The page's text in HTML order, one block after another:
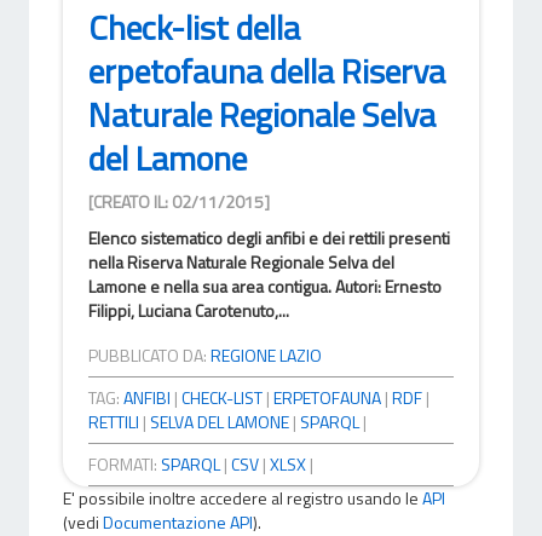
Check-list della
erpetofauna della Riserva
Naturale Regionale Selva
del Lamone
[CREATO IL: 02/11/2015]
Elenco sistematico degli anfibi e dei rettili presenti
nella Riserva Naturale Regionale Selva del
Lamone e nella sua area contigua. Autori: Ernesto
Filippi, Luciana Carotenuto,...
PUBBLICATO DA:REGIONE LAZIO
TAG:ANFIBI |CHECK-LIST|ERPETOFAUNA|RDF|
RETTILI | SELVA DEL LAMONE| SPARQL|
FORMATI: SPARQL|CSV|XLSX|
E' possibile inoltre accedere al registro usando leAPI
(vediDocumentazione API).